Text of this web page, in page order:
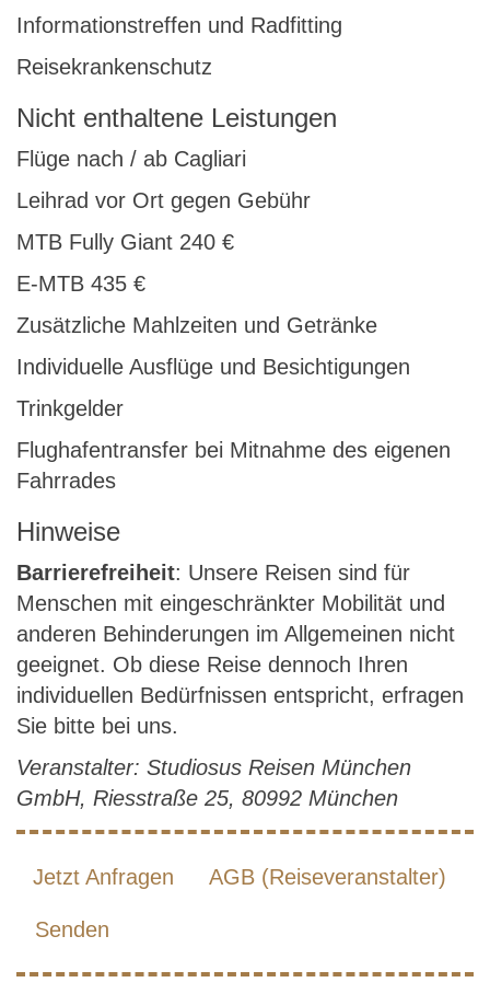
Informationstreffen und Radfitting
Reisekrankenschutz
Nicht enthaltene Leistungen
Flüge nach / ab Cagliari
Leihrad vor Ort gegen Gebühr
MTB Fully Giant 240 €
E-MTB 435 €
Zusätzliche Mahlzeiten und Getränke
Individuelle Ausflüge und Besichtigungen
Trinkgelder
Flughafentransfer bei Mitnahme des eigenen
Fahrrades
Hinweise
Barrierefreiheit: Unsere Reisen sind für
Menschen mit eingeschränkter Mobilität und
anderen Behinderungen im Allgemeinen nicht
geeignet. Ob diese Reise dennoch Ihren
individuellen Bedürfnissen entspricht, erfragen
Sie bitte bei uns.
Veranstalter: Studiosus Reisen München
GmbH, Riesstraße 25, 80992 München
Jetzt Anfragen AGB (Reiseveranstalter)
Senden